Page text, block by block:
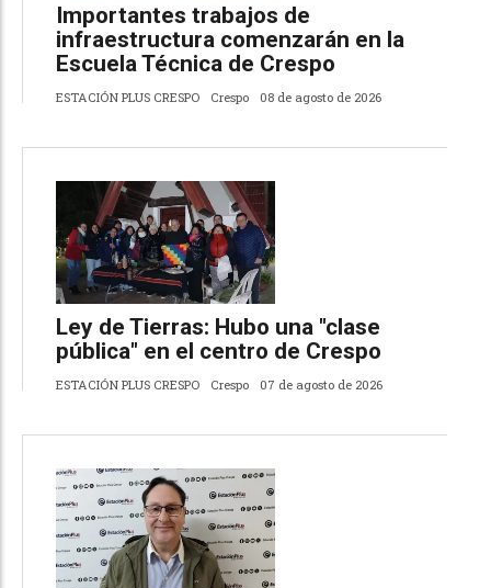
Importantes trabajos de
infraestructura comenzarán en la
Escuela Técnica de Crespo
ESTACIÓN PLUS CRESPO Crespo 08 de agosto de 2026
Ley de Tierras: Hubo una "clase
pública" en el centro de Crespo
ESTACIÓN PLUS CRESPO Crespo 07 de agosto de 2026